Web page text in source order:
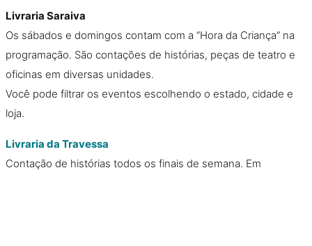
Livraria Saraiva
Os sábados e domingos contam com a “Hora da Criança” na
programação. São contações de histórias, peças de teatro e
oficinas em diversas unidades.
Você pode filtrar os eventos escolhendo o estado, cidade e
loja.
Livraria da Travessa
Contação de histórias todos os finais de semana. Em